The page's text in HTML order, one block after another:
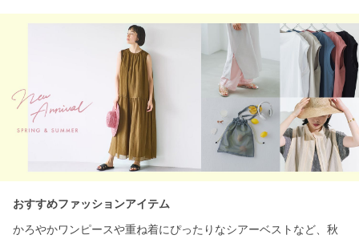
おすすめファッションアイテム
かろやかワンピースや重ね着にぴったりなシアーベストなど、秋